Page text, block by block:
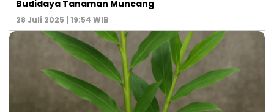
Budidaya Tanaman Muncang
28 Juli 2025 | 19:54 WIB